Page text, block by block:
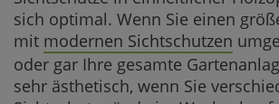
sich optimal. Wenn Sie einen
mit modernen Sichtschutzen
oder gar Ihre gesamte
sehr ästhetisch, wenn Sie